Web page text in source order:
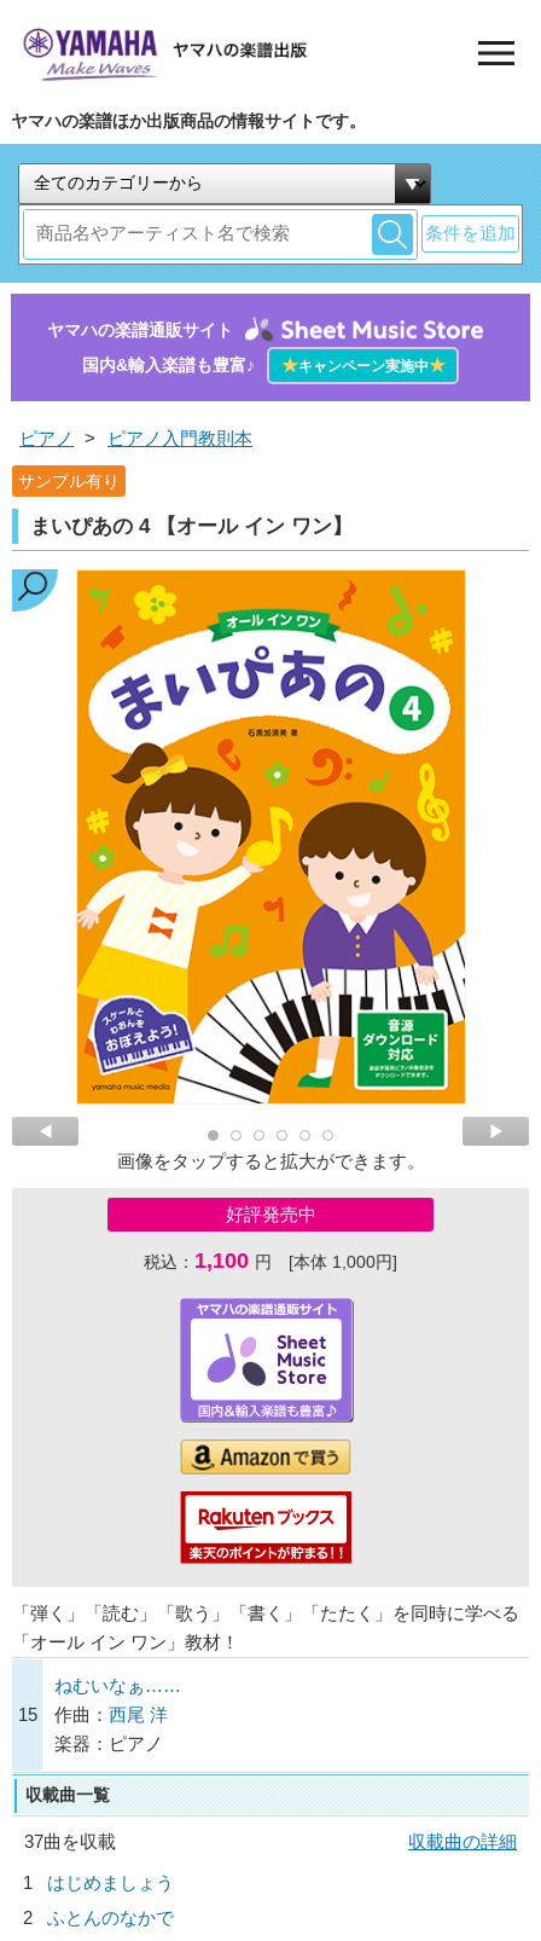
ヤマハの楽譜ほか出版商品の情報サイトです。
条件を追加
ヤマハの楽譜通販サイト
国内&輸入楽譜も豊富♪
★キャンペーン実施中★
ピアノ > ピアノ入門教則本
サンプル有り
まいぴあの 4 【オール イン ワン】
画像をタップすると拡大ができます。
好評発売中
税込： 1,100 円 [本体 1,000円]
「弾く」「読む」「歌う」「書く」「たたく」を同時に学べる
「オール イン ワン」教材！
15
ねむいなぁ……
作曲： 西尾 洋
楽器：ピアノ
収載曲一覧
37曲を収載
収載曲の詳細
1
はじめましょう
2
ふとんのなかで